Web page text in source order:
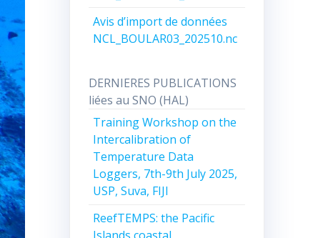
Avis d’import de données
NCL_BOULAR03_202510.nc
DERNIERES PUBLICATIONS
liées au SNO (HAL)
Training Workshop on the
Intercalibration of
Temperature Data
Loggers, 7th-9th July 2025,
USP, Suva, FIJI
ReefTEMPS: the Pacific